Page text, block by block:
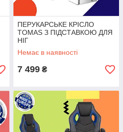
ПЕРУКАРСЬКЕ КРІСЛО
TOMAS З ПІДСТАВКОЮ ДЛЯ
НІГ
Немає в наявності
7 499 ₴